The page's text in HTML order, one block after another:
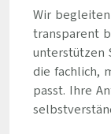
Wir
transparent
unterstützen
die fachlich,
passt. Ihre